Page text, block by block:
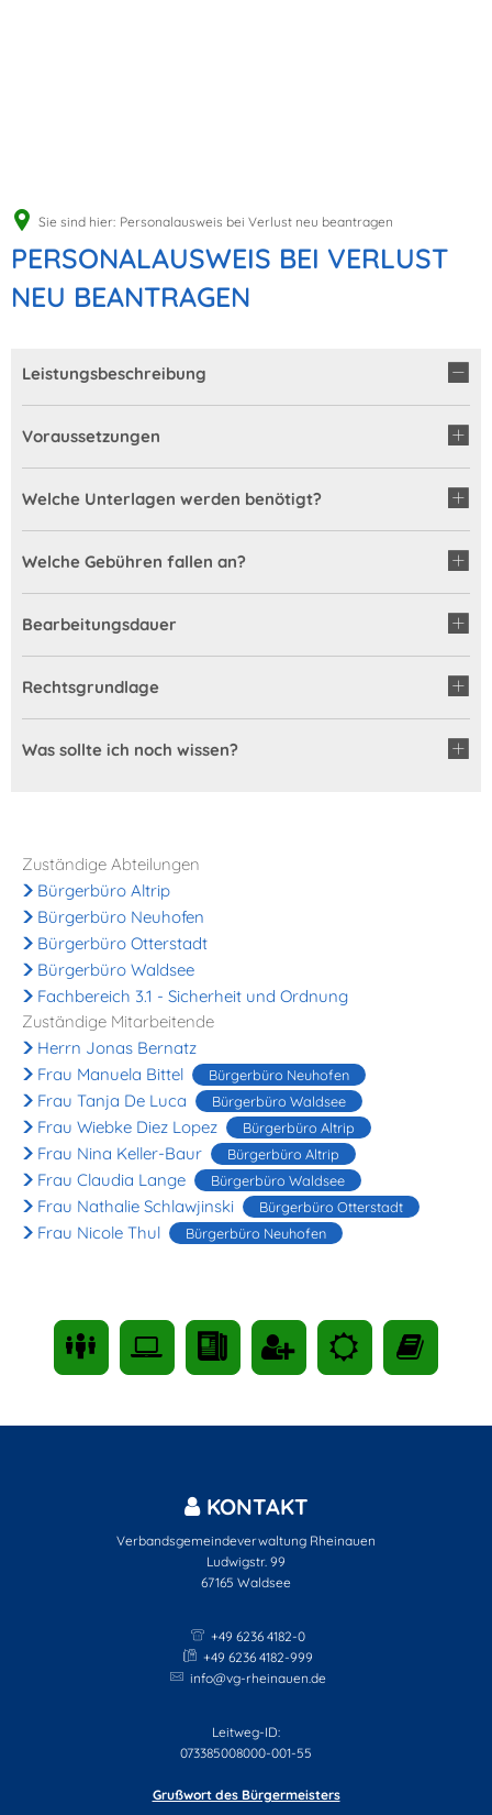
Sie sind hier: Personalausweis bei Verlust neu beantragen
PERSONALAUSWEIS BEI VERLUST
NEU BEANTRAGEN
Leistungsbeschreibung
Voraussetzungen
Welche Unterlagen werden benötigt?
Welche Gebühren fallen an?
Bearbeitungsdauer
Rechtsgrundlage
Was sollte ich noch wissen?
Zuständige Abteilungen
Bürgerbüro Altrip
Bürgerbüro Neuhofen
Bürgerbüro Otterstadt
Bürgerbüro Waldsee
Fachbereich 3.1 - Sicherheit und Ordnung
Zuständige Mitarbeitende
Herrn Jonas Bernatz
Frau Manuela Bittel
Bürgerbüro Neuhofen
Frau Tanja De Luca Bürgerbüro Waldsee
Frau Wiebke Diez Lopez Bürgerbüro Altrip
Frau Nina Keller-Baur Bürgerbüro Altrip
Frau Claudia Lange Bürgerbüro Waldsee
Frau Nathalie Schlawjinski Bürgerbüro Otterstadt
Frau Nicole Thul Bürgerbüro Neuhofen
KONTAKT
Verbandsgemeindeverwaltung Rheinauen
Ludwigstr. 99
67165 Waldsee
+49 6236 4182-0
+49 6236 4182-999
info@vg-rheinauen.de
Leitweg-ID:
073385008000-001-55
Grußwort des Bürgermeisters